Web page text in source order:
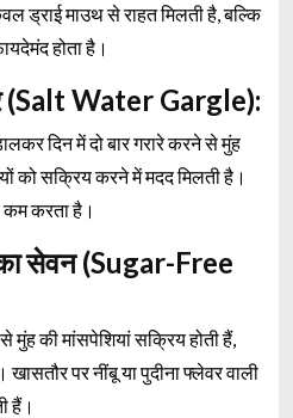
ड्राई माउथ से राहत मिलती है, बल्कि
होता है।
(Salt Water Gargle):
दिन में दो बार गरारे करने से मुंह
को सक्रिय करने में मदद मिलती है।
कम करता है।
सेवन (Sugar-Free
की मांसपेशियां सक्रिय होती हैं,
पर नींबू या पुदीना फ्लेवर वाली
हैं।